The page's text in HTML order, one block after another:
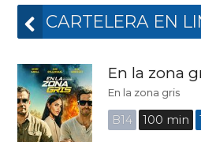
CARTELERA EN
En la zona
En la zona gris
B14 100 min